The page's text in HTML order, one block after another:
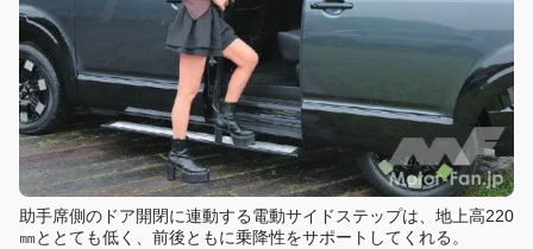
助手席側のドア開閉に連動する電動サイドステップは、地上高220
㎜ととても低く、前後ともに乗降性をサポートしてくれる。